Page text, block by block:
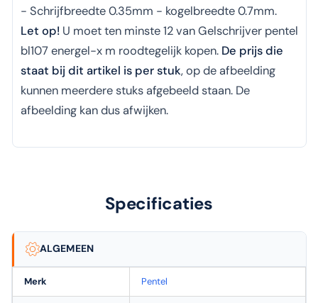
- Schrijfbreedte 0.35mm - kogelbreedte 0.7mm.
Let op!U moet ten minste 12 van Gelschrijver pentel
bl107 energel-x m roodtegelijk kopen. De prijs die
staat bij dit artikel is per stuk, op de afbeelding
kunnen meerdere stuks afgebeeld staan. De
afbeelding kan dus afwijken.
Specificaties
ALGEMEEN
Merk Pentel